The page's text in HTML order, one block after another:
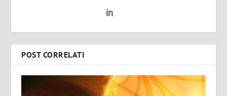
POST CORRELATI